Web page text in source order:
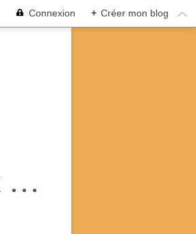
Connexion + Créer mon blog
Amicale nationale des anciens de la Poste aux armées